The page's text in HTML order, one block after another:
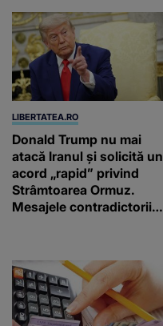
LIBERTATEA.RO
Donald Trump nu mai
atacă Iranul și solicită un
acord „rapid” privind
Strâmtoarea Ormuz.
Mesajele contradictorii